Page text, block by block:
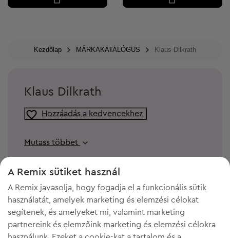
Kezdőlap MÁRKAKATALÓGUS Klaus Dilkrath
Klaus Dilkrath
Hozzáadás a kedvencekhez
Mutass többet
A Remix sütiket használ
A Remix javasolja, hogy fogadja el a funkcionális sütik
használatát, amelyek marketing és elemzési célokat
segítenek, és amelyeket mi, valamint marketing
partnereink és elemzőink marketing és elemzési célokra